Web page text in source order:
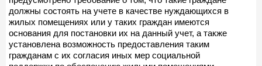
должны состоять на учете в качестве нуждающихся в
жилых помещениях или у таких граждан имеются
основания для постановки их на данный учет, а также
установлена возможность предоставления таким
гражданам с их согласия иных мер социальной